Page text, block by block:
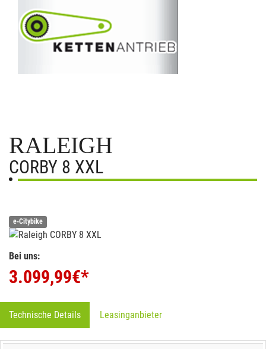
RALEIGH
CORBY 8 XXL
e-Citybike
Bei uns:
3.099,99€*
Technische Details Leasinganbieter